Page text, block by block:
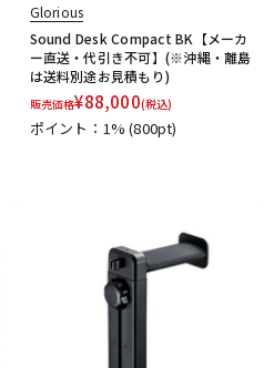
Glorious
Sound Desk Compact BK【メーカ
ー直送・代引き不可】(※沖縄・離島
は送料別途お見積もり)
販売価格¥88,000(税込)
ポイント：1%(800pt)